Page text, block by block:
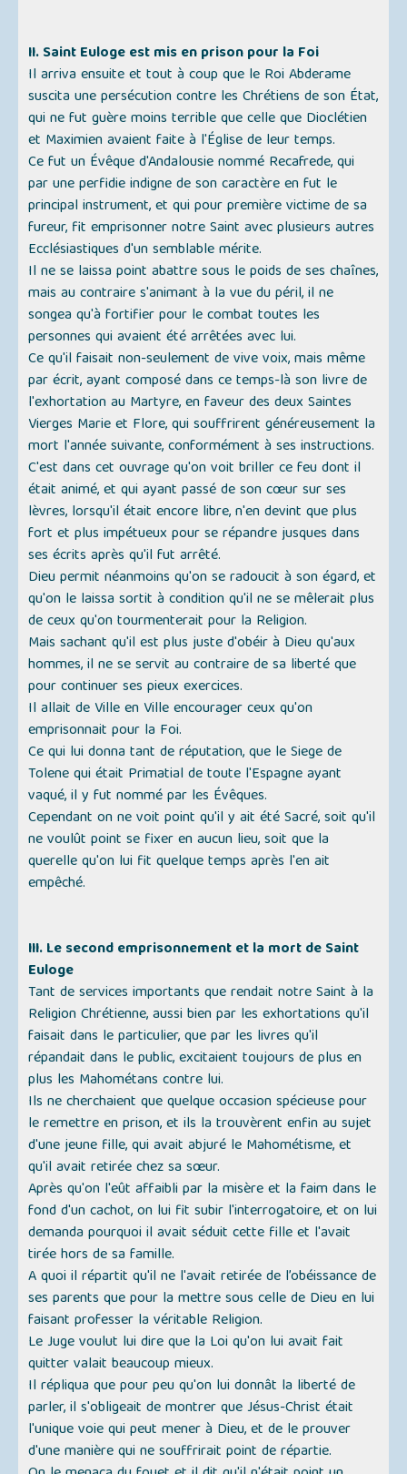
II. Saint Euloge est mis en prison pour la Foi
Il arriva ensuite et tout à coup que le Roi Abderame
suscita une persécution contre les Chrétiens de son État,
qui ne fut guère moins terrible que celle que Dioclétien
et Maximien avaient faite à l'Église de leur temps.
Ce fut un Évêque d'Andalousie nommé Recafrede, qui
par une perfidie indigne de son caractère en fut le
principal instrument, et qui pour première victime de sa
fureur, fit emprisonner notre Saint avec plusieurs autres
Ecclésiastiques d'un semblable mérite.
Il ne se laissa point abattre sous le poids de ses chaînes,
mais au contraire s'animant à la vue du péril, il ne
songea qu'à fortifier pour le combat toutes les
personnes qui avaient été arrêtées avec lui.
Ce qu'il faisait non-seulement de vive voix, mais même
par écrit, ayant composé dans ce temps-là son livre de
l'exhortation au Martyre, en faveur des deux Saintes
Vierges Marie et Flore, qui souffrirent généreusement la
mort l'année suivante, conformément à ses instructions.
C'est dans cet ouvrage qu'on voit briller ce feu dont il
était animé, et qui ayant passé de son cœur sur ses
lèvres, lorsqu'il était encore libre, n'en devint que plus
fort et plus impétueux pour se répandre jusques dans
ses écrits après qu'il fut arrêté.
Dieu permit néanmoins qu'on se radoucit à son égard, et
qu'on le laissa sortit à condition qu'il ne se mêlerait plus
de ceux qu'on tourmenterait pour la Religion.
Mais sachant qu'il est plus juste d'obéir à Dieu qu'aux
hommes, il ne se servit au contraire de sa liberté que
pour continuer ses pieux exercices.
Il allait de Ville en Ville encourager ceux qu'on
emprisonnait pour la Foi.
Ce qui lui donna tant de réputation, que le Siege de
Tolene qui était Primatial de toute l'Espagne ayant
vaqué, il y fut nommé par les Évêques.
Cependant on ne voit point qu'il y ait été Sacré, soit qu'il
ne voulût point se fixer en aucun lieu, soit que la
querelle qu'on lui fit quelque temps après l'en ait
empêché.
III. Le second emprisonnement et la mort de Saint
Euloge
Tant de services importants que rendait notre Saint à la
Religion Chrétienne, aussi bien par les exhortations qu'il
faisait dans le particulier, que par les livres qu'il
répandait dans le public, excitaient toujours de plus en
plus les Mahométans contre lui.
Ils ne cherchaient que quelque occasion spécieuse pour
le remettre en prison, et ils la trouvèrent enfin au sujet
d'une jeune fille, qui avait abjuré le Mahométisme, et
qu'il avait retirée chez sa sœur.
Après qu'on l'eût affaibli par la misère et la faim dans le
fond d'un cachot, on lui fit subir l'interrogatoire, et on lui
demanda pourquoi il avait séduit cette fille et l'avait
tirée hors de sa famille.
A quoi il répartit qu'il ne l'avait retirée de l’obéissance de
ses parents que pour la mettre sous celle de Dieu en lui
faisant professer la véritable Religion.
Le Juge voulut lui dire que la Loi qu'on lui avait fait
quitter valait beaucoup mieux.
Il répliqua que pour peu qu'on lui donnât la liberté de
parler, il s'obligeait de montrer que Jésus-Christ était
l'unique voie qui peut mener à Dieu, et de le prouver
d'une manière qui ne souffrirait point de répartie.